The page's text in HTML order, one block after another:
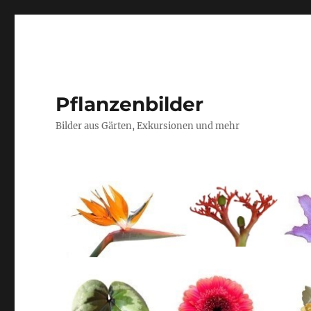
Pflanzenbilder
Bilder aus Gärten, Exkursionen und mehr